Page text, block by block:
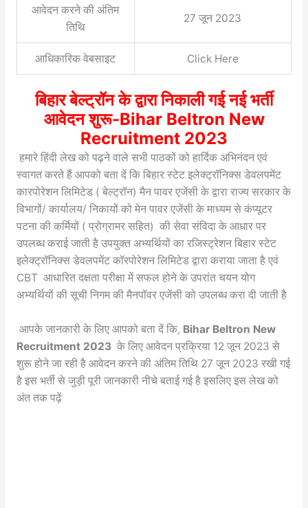
आवेदन करने की अंतिम
तिथि
27 जून 2023
आधिकारिक वेबसाइट Click Here
बिहार बेल्ट्रॉन के द्वारा निकाली गई नई भर्ती
आवेदन शुरू-Bihar Beltron New
Recruitment 2023
हमारे हिंदी लेख को पढ़ने वाले सभी पाठकों को हार्दिक अभिनंदन एवं
स्वागत करते हैं आपको बता दें कि बिहार स्टेट इलेक्ट्रॉनिक्स डेवलपमेंट
कारपोरेशन लिमिटेड ( बेल्ट्रॉन) मैन पावर एजेंसी के द्वारा राज्य सरकार के
विभागों/ कार्यालय/ निकायों को मेन पावर एजेंसी के माध्यम से कंप्यूटर
पटना की कर्मियों ( प्रोग्रामर सहित) की सेवा संविदा के आधार पर
उपलब्ध कराई जाती है उपयुक्त अभ्यर्थियों का रजिस्ट्रेशन बिहार स्टेट
इलेक्ट्रॉनिक्स डेवलपमेंट कॉरपोरेशन लिमिटेड द्वारा कराया जाता है एवं
CBT आधारित दक्षता परीक्षा में सफल होने के उपरांत चयन योग
अभ्यर्थियों की सूची निगम की मैनपॉवर एजेंसी को उपलब्ध करा दी जाती है
आपके जानकारी के लिए आपको बता दें कि, Bihar Beltron New
Recruitment 2023 के लिए आवेदन प्रक्रिया 12 जून 2023 से
शुरू होने जा रही है आवेदन करने की अंतिम तिथि 27 जून 2023 रखी गई
है इस भर्ती से जुड़ी पूरी जानकारी नीचे बताई गई है इसलिए इस लेख को
अंत तक पढ़ें